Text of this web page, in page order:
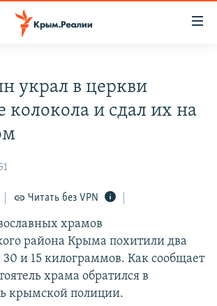
КРЫМА. 11 ИСТОРИЙ СОПРОТИВЛЕНИЯ
украл в церкви
колокола и сдал их на
Читать без VPN
храмов
района Крыма похитили два
30 и 15 килограммов. Как сообщает
храма обратился в
крымской полиции.